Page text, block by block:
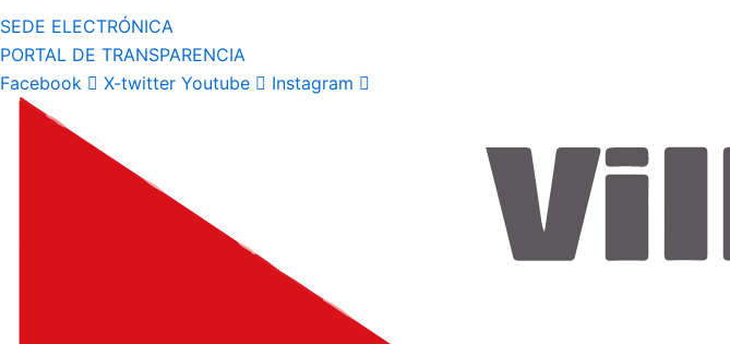
SEDE ELECTRÓNICA
PORTAL DE TRANSPARENCIA
Facebook
X-twitter Youtube Instagram